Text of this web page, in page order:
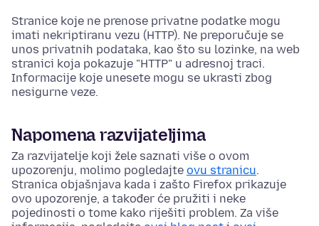
Stranice koje ne prenose privatne podatke mogu
imati nekriptiranu vezu (HTTP). Ne preporučuje se
unos privatnih podataka, kao što su lozinke, na web
stranici koja pokazuje "HTTP" u adresnoj traci.
Informacije koje unesete mogu se ukrasti zbog
nesigurne veze.
Napomena razvijateljima
Za razvijatelje koji žele saznati više o ovom
upozorenju, molimo pogledajte ovu stranicu.
Stranica objašnjava kada i zašto Firefox prikazuje
ovo upozorenje, a također će pružiti i neke
pojedinosti o tome kako riješiti problem. Za više